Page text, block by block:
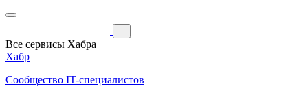
Все сервисы Хабра
Хабр
Сообщество IT-специалистов